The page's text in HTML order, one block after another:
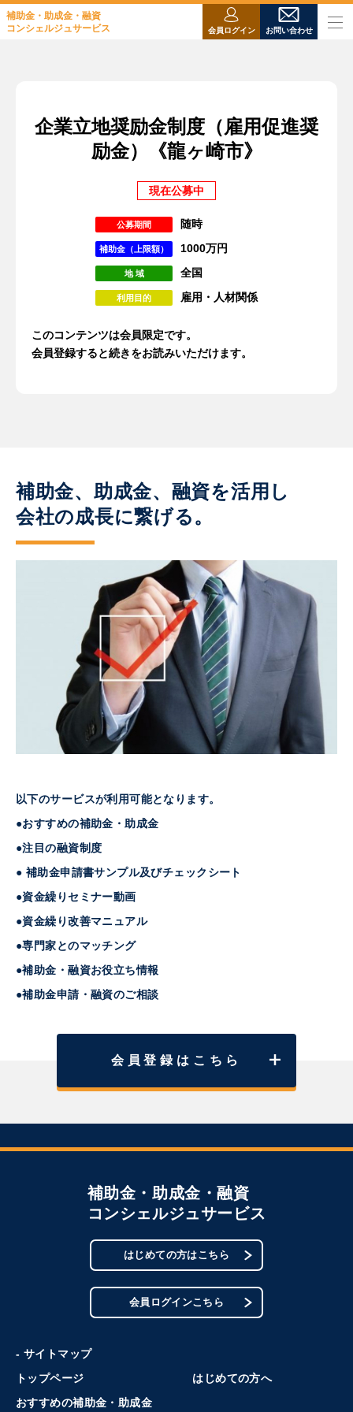
補助金・助成金・融資
コンシェルジュサービス
会員ログイン お問い合わせ
企業立地奨励金制度（雇用促進奨
励金）《龍ヶ崎市》
現在公募中
公募期間 随時
補助金（上限額） 1000万円
地 域 全国
利用目的 雇用・人材関係
このコンテンツは会員限定です。
会員登録すると続きをお読みいただけます。
補助金、助成金、融資を活用し
会社の成長に繋げる。
以下のサービスが利用可能となります。
●おすすめの補助金・助成金
●注目の融資制度
● 補助金申請書サンプル及びチェックシート
●資金繰りセミナー動画
●資金繰り改善マニュアル
●専門家とのマッチング
●補助金・融資お役立ち情報
●補助金申請・融資のご相談
会員登録はこちら
補助金・助成金・融資
コンシェルジュサービス
はじめての方はこちら
会員ログインこちら
- サイトマップ
トップページ
はじめての方へ
おすすめの補助金・助成金